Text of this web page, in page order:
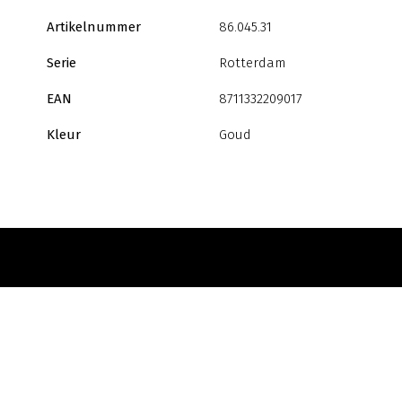
Artikelnummer 86.045.31
Serie Rotterdam
EAN 8711332209017
Kleur Goud